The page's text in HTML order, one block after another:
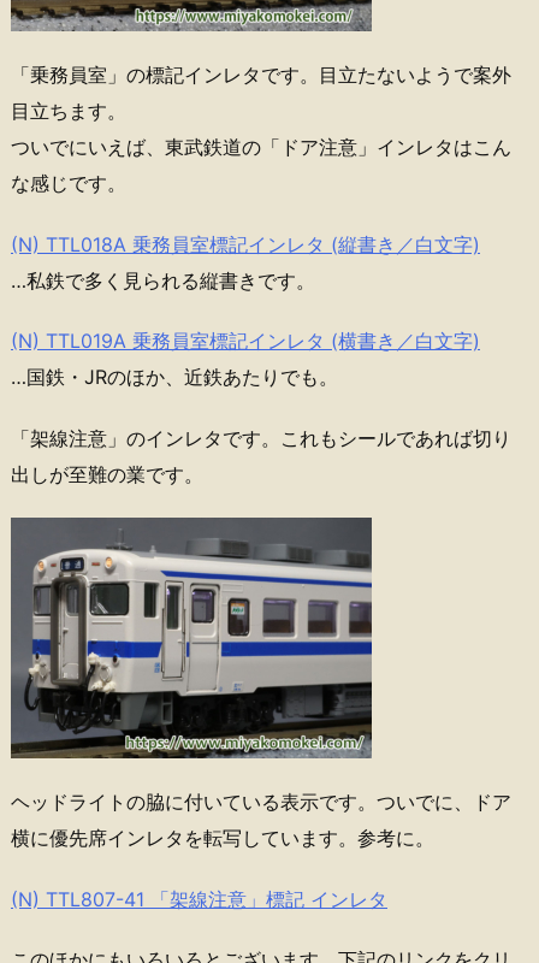
「乗務員室」の標記インレタです。目立たないようで案外
目立ちます。
ついでにいえば、東武鉄道の「ドア注意」インレタはこん
な感じです。
(N) TTL018A 乗務員室標記インレタ (縦書き／白文字)
…私鉄で多く見られる縦書きです。
(N) TTL019A 乗務員室標記インレタ (横書き／白文字)
…国鉄・JRのほか、近鉄あたりでも。
「架線注意」のインレタです。これもシールであれば切り
出しが至難の業です。
ヘッドライトの脇に付いている表示です。ついでに、ドア
横に優先席インレタを転写しています。参考に。
(N) TTL807-41 「架線注意」標記 インレタ